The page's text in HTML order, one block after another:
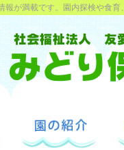
報が満載です。園内探検や食